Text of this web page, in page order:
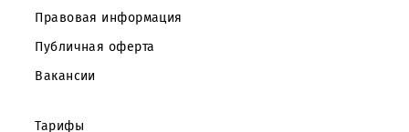
Частным клиентам
Корпоративным клиентам
О компании